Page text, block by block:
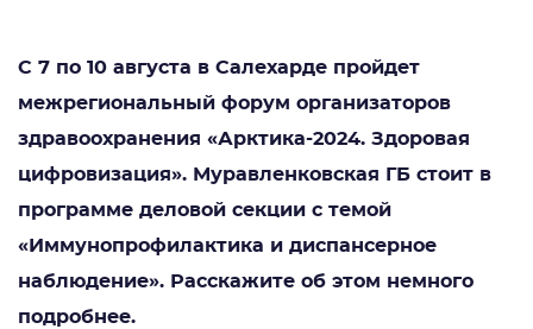
С 7 по 10 августа в Салехарде пройдет
межрегиональный форум организаторов
здравоохранения «Арктика-2024. Здоровая
цифровизация». Муравленковская ГБ стоит в
программе деловой секции с темой
«Иммунопрофилактика и диспансерное
наблюдение». Расскажите об этом немного
подробнее.